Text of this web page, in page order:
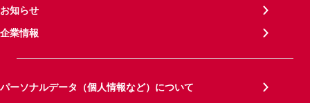
お知らせ
企業情報
パーソナルデータ（個人情報など）について